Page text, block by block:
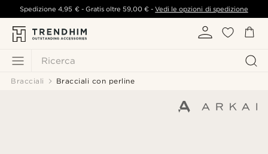
Ricerca
Spedizione4,95 €- Gratis oltre 59,00 € -Vedi le opzioni di spedizione
Bracciali Bracciali con perline